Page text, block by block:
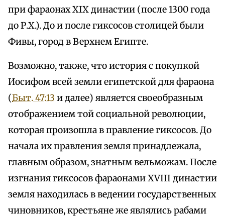
при фараонах XIX династии (после 1300 года
до Р.Х.). До и после гиксосов столицей были
Фивы, город в Верхнем Египте.
Возможно, также, что история с покупкой
Иосифом всей земли египетской для фараона
(Быт. 47:13 и далее) является своеобразным
отображением той социальной революции,
которая произошла в правление гиксосов. До
начала их правления земля принадлежала,
главным образом, знатным вельможам. После
изгнания гиксосов фараонами XVIII династии
земля находилась в ведении государственных
чиновников, крестьяне же являлись рабами